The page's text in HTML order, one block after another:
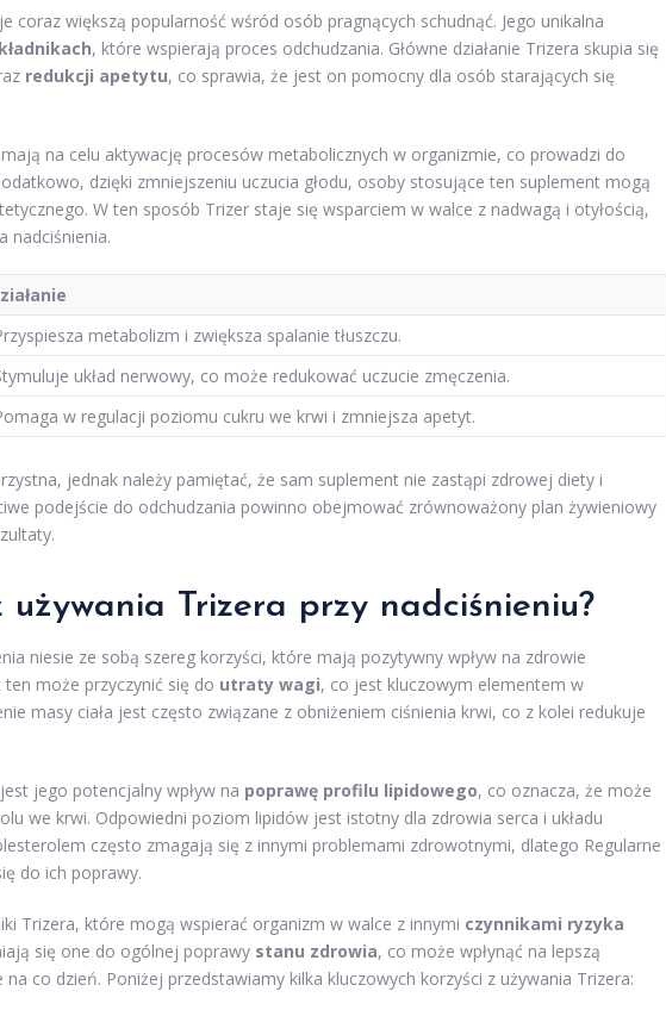
coraz większą popularność wśród osób pragnących schudnąć. Jego unikalna
, które wspierają proces odchudzania. Główne działanie Trizera skupia się
redukcji apetytu, co sprawia, że jest on pomocny dla osób starających się
na celu aktywację procesów metabolicznych w organizmie, co prowadzi do
dzięki zmniejszeniu uczucia głodu, osoby stosujące ten suplement mogą
W ten sposób Trizer staje się wsparciem w walce z nadwagą i otyłością,
nadciśnienia.
metabolizm i zwiększa spalanie tłuszczu.
układ nerwowy, co może redukować uczucie zmęczenia.
w regulacji poziomu cukru we krwi i zmniejsza apetyt.
jednak należy pamiętać, że sam suplement nie zastąpi zdrowej diety i
podejście do odchudzania powinno obejmować zrównoważony plan żywieniowy
używania Trizera przy nadciśnieniu?
niesie ze sobą szereg korzyści, które mają pozytywny wpływ na zdrowie
może przyczynić się do utraty wagi, co jest kluczowym elementem w
masy ciała jest często związane z obniżeniem ciśnienia krwi, co z kolei redukuje
jego potencjalny wpływ na poprawę profilu lipidowego, co oznacza, że może
we krwi. Odpowiedni poziom lipidów jest istotny dla zdrowia serca i układu
często zmagają się z innymi problemami zdrowotnymi, dlatego Regularne
do ich poprawy.
Trizera, które mogą wspierać organizm w walce z innymi czynnikami ryzyka
się one do ogólnej poprawy stanu zdrowia, co może wpłynąć na lepszą
co dzień. Poniżej przedstawiamy kilka kluczowych korzyści z używania Trizera: